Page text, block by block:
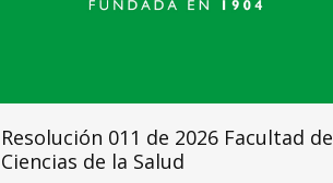
Resolución 011 de 2026 Facultad de
Ciencias de la Salud